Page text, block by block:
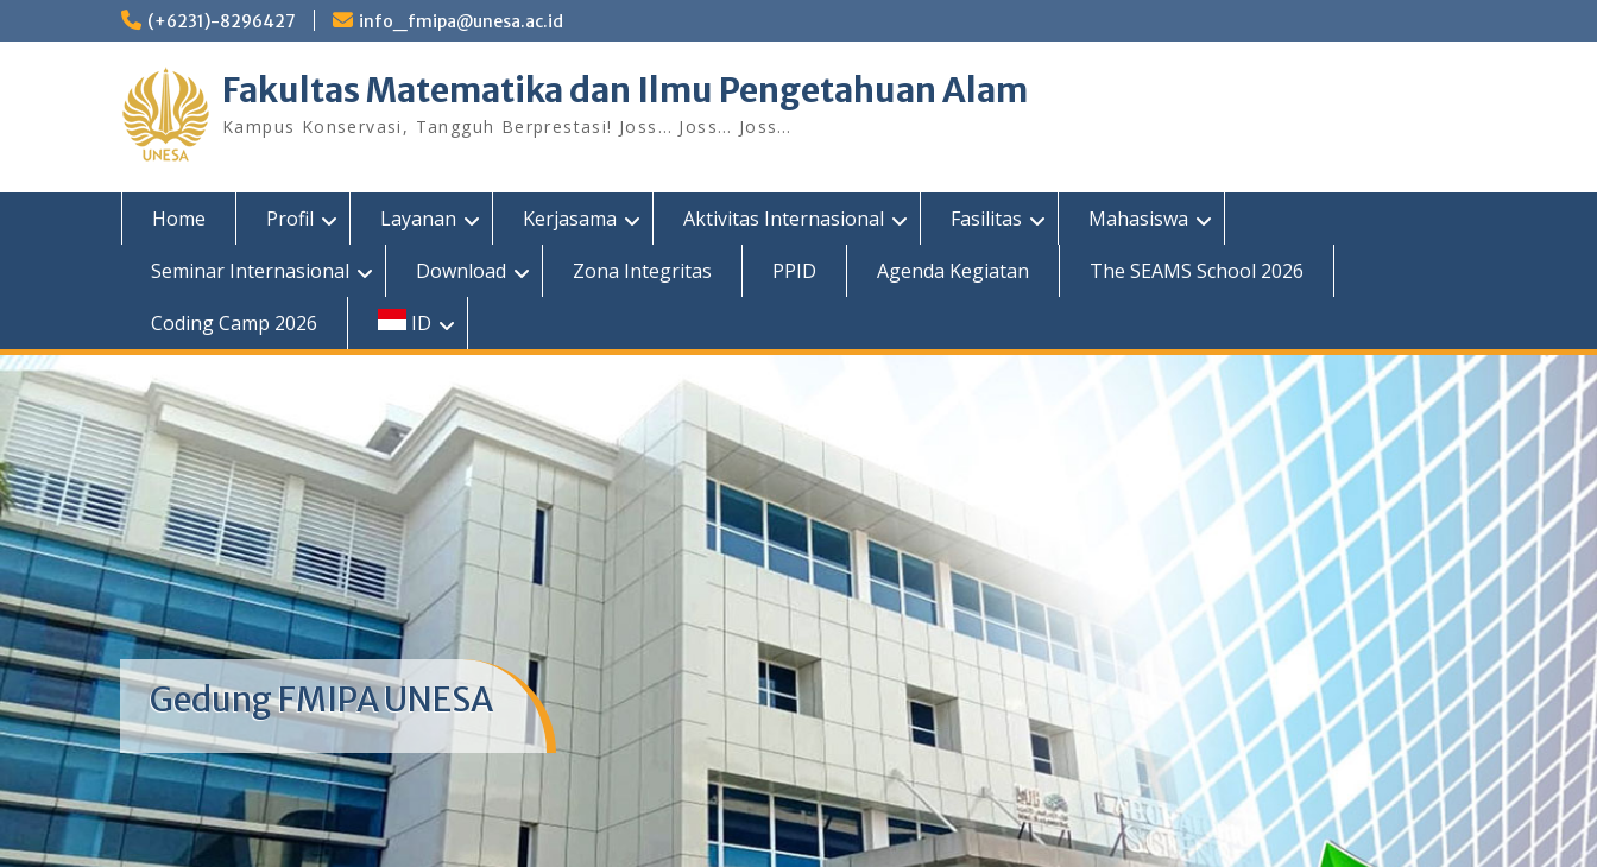
to
(+6231)-8296427 info_fmipa@unesa.ac.id
Fakultas Matematika dan Ilmu Pengetahuan Alam
Kampus Konservasi, Tangguh Berprestasi! Joss… Joss… Joss…
Home Profil Layanan Kerjasama Aktivitas Internasional Fasilitas
Mahasiswa
Seminar Internasional
Download Zona Integritas PPID Agenda Kegiatan
The SEAMS School 2026
Coding Camp 2026
ID
Gedung FMIPA UNESA